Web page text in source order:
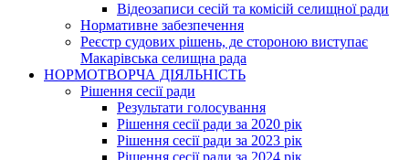
Відеозаписи сесій та комісій селищної ради
Нормативне забезпечення
Реєстр судових рішень, де стороною виступає
Макарівська селищна рада
НОРМОТВОРЧА ДІЯЛЬНІСТЬ
Рішення сесії ради
Результати голосування
Рішення сесії ради за 2020 рік
Рішення сесії ради за 2023 рік
Рішення сесії ради за 2024 рік